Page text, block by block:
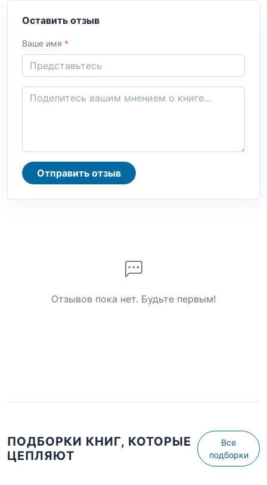
Оставить отзыв
Ваше имя *
Отправить отзыв
Отзывов пока нет. Будьте первым!
ПОДБОРКИ КНИГ, КОТОРЫЕ
ЦЕПЛЯЮТ
Все
подборки